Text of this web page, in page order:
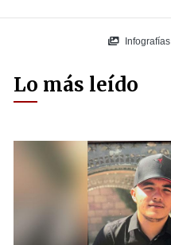
Infografías
Lo más leído